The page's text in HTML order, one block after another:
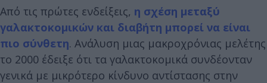
Από τις πρώτες ενδείξεις, η σχέση μεταξύ
γαλακτοκομικών και διαβήτη μπορεί να είναι
πιο σύνθετη. Ανάλυση μιας μακροχρόνιας μελέτης
το 2000 έδειξε ότι τα γαλακτοκομικά συνδέονταν
γενικά με μικρότερο κίνδυνο αντίστασης στην